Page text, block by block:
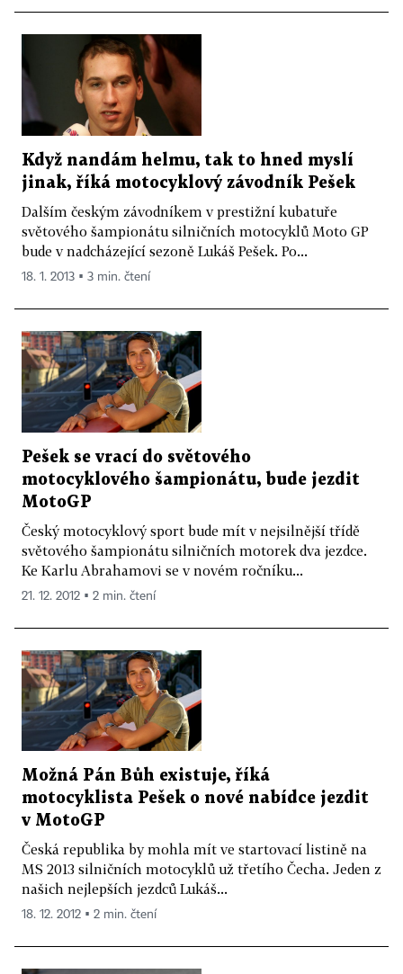
Když nandám helmu, tak to hned myslí
jinak, říká motocyklový závodník Pešek
Dalším českým závodníkem v prestižní kubatuře
světového šampionátu silničních motocyklů Moto GP
bude v nadcházející sezoně Lukáš Pešek. Po...
18. 1. 2013 ▪ 3 min. čtení
Pešek se vrací do světového
motocyklového šampionátu, bude jezdit
MotoGP
Český motocyklový sport bude mít v nejsilnější třídě
světového šampionátu silničních motorek dva jezdce.
Ke Karlu Abrahamovi se v novém ročníku...
21. 12. 2012 ▪ 2 min. čtení
Možná Pán Bůh existuje, říká
motocyklista Pešek o nové nabídce jezdit
v MotoGP
Česká republika by mohla mít ve startovací listině na
MS 2013 silničních motocyklů už třetího Čecha. Jeden z
našich nejlepších jezdců Lukáš...
18. 12. 2012 ▪ 2 min. čtení